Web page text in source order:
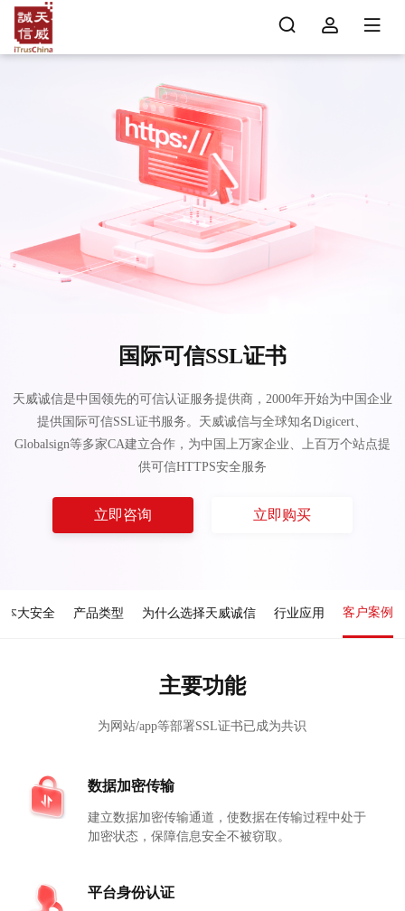
国际可信SSL证书
天威诚信是中国领先的可信认证服务提供商，2000年开始为中国企业
提供国际可信SSL证书服务。天威诚信与全球知名Digicert、
Globalsign等多家CA建立合作，为中国上万家企业、上百万个站点提
供可信HTTPS安全服务
立即咨询 立即购买
本大安全 产品类型 为什么选择天威诚信 行业应用 客户案例
主要功能
为网站/app等部署SSL证书已成为共识
数据加密传输
建立数据加密传输通道，使数据在传输过程中处于
加密状态，保障信息安全不被窃取。
平台身份认证